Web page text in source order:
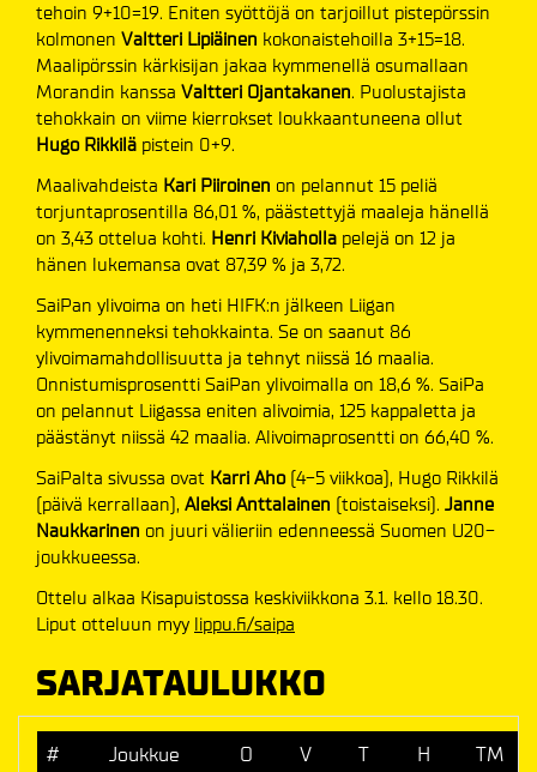
tehoin 9+10=19. Eniten syöttöjä on tarjoillut pistepörssin
kolmonen Valtteri Lipiäinen kokonaistehoilla 3+15=18.
Maalipörssin kärkisijan jakaa kymmenellä osumallaan
Morandin kanssa Valtteri Ojantakanen. Puolustajista
tehokkain on viime kierrokset loukkaantuneena ollut
Hugo Rikkilä pistein 0+9.
Maalivahdeista Kari Piiroinen on pelannut 15 peliä
torjuntaprosentilla 86,01 %, päästettyjä maaleja hänellä
on 3,43 ottelua kohti. Henri Kiviaholla pelejä on 12 ja
hänen lukemansa ovat 87,39 % ja 3,72.
SaiPan ylivoima on heti HIFK:n jälkeen Liigan
kymmenenneksi tehokkainta. Se on saanut 86
ylivoimamahdollisuutta ja tehnyt niissä 16 maalia.
Onnistumisprosentti SaiPan ylivoimalla on 18,6 %. SaiPa
on pelannut Liigassa eniten alivoimia, 125 kappaletta ja
päästänyt niissä 42 maalia. Alivoimaprosentti on 66,40 %.
SaiPalta sivussa ovat Karri Aho (4-5 viikkoa), Hugo Rikkilä
(päivä kerrallaan), Aleksi Anttalainen (toistaiseksi). Janne
Naukkarinen on juuri välieriin edenneessä Suomen U20-
joukkueessa.
Ottelu alkaa Kisapuistossa keskiviikkona 3.1. kello 18.30.
Liput otteluun myy lippu.fi/saipa
SARJATAULUKKO
# Joukkue O V T H
TM